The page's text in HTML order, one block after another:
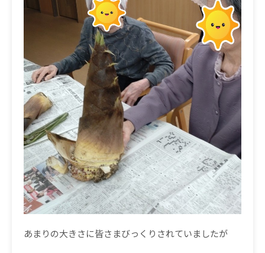
あまりの大きさに皆さまびっくりされていましたが